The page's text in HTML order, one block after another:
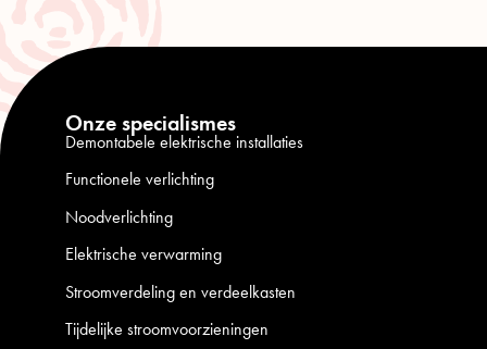
Onze specialismes
Demontabele elektrische installaties
Functionele verlichting
Noodverlichting
Elektrische verwarming
Stroomverdeling en verdeelkasten
Tijdelijke stroomvoorzieningen